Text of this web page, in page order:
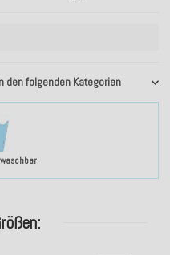
den folgenden Kategorien